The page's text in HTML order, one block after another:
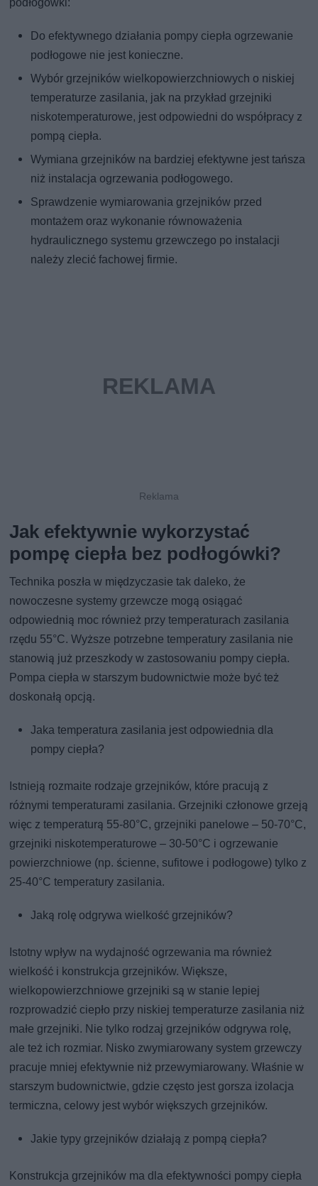
Do efektywnego działania pompy ciepła ogrzewanie
podłogowe nie jest konieczne.
Wybór grzejników wielkopowierzchniowych o niskiej
temperaturze zasilania, jak na przykład grzejniki
niskotemperaturowe, jest odpowiedni do współpracy z
pompą ciepła.
Wymiana grzejników na bardziej efektywne jest tańsza
niż instalacja ogrzewania podłogowego.
Sprawdzenie wymiarowania grzejników przed
montażem oraz wykonanie równoważenia
hydraulicznego systemu grzewczego po instalacji
należy zlecić fachowej firmie.
Jak efektywnie wykorzystać
pompę ciepła bez podłogówki?
Technika poszła w międzyczasie tak daleko, że
nowoczesne systemy grzewcze mogą osiągać
odpowiednią moc również przy temperaturach zasilania
rzędu 55°C. Wyższe potrzebne temperatury zasilania nie
stanowią już przeszkody w zastosowaniu pompy ciepła.
Pompa ciepła w starszym budownictwie może być też
doskonałą opcją.
Jaka temperatura zasilania jest odpowiednia dla
pompy ciepła?
Istnieją rozmaite rodzaje grzejników, które pracują z
różnymi temperaturami zasilania. Grzejniki członowe grzeją
więc z temperaturą 55-80°C, grzejniki panelowe – 50-70°C,
grzejniki niskotemperaturowe – 30-50°C i ogrzewanie
powierzchniowe (np. ścienne, sufitowe i podłogowe) tylko z
25-40°C temperatury zasilania.
Jaką rolę odgrywa wielkość grzejników?
Istotny wpływ na wydajność ogrzewania ma również
wielkość i konstrukcja grzejników. Większe,
wielkopowierzchniowe grzejniki są w stanie lepiej
rozprowadzić ciepło przy niskiej temperaturze zasilania niż
małe grzejniki. Nie tylko rodzaj grzejników odgrywa rolę,
ale też ich rozmiar. Nisko zwymiarowany system grzewczy
pracuje mniej efektywnie niż przewymiarowany. Właśnie w
starszym budownictwie, gdzie często jest gorsza izolacja
termiczna, celowy jest wybór większych grzejników.
Jakie typy grzejników działają z pompą ciepła?
Konstrukcja grzejników ma dla efektywności pompy ciepła